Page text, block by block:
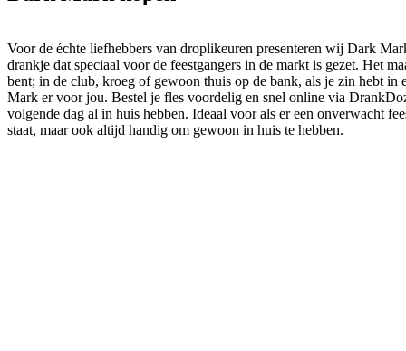
Voor de échte liefhebbers van droplikeuren presenteren wij Dark
drankje dat speciaal voor de feestgangers in de markt is gezet. Het
bent; in de club, kroeg of gewoon thuis op de bank, als je zin hebt in
Mark er voor jou. Bestel je fles voordelig en snel online via
volgende dag al in huis hebben. Ideaal voor als er een onverwacht
staat, maar ook altijd handig om gewoon in huis te hebben.